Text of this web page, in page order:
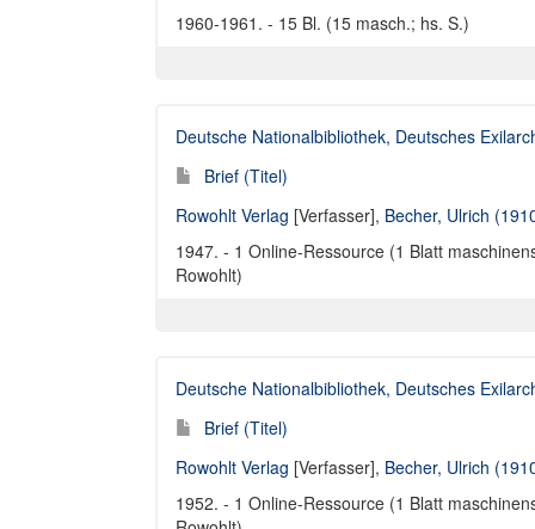
1960-1961. - 15 Bl. (15 masch.; hs. S.)
Deutsche Nationalbibliothek, Deutsches
Brief (Titel)
Rowohlt Verlag [Verfasser], Becher, Ulrich
1947. - 1 Online-Ressource (1 Blatt
Rowohlt)
Deutsche Nationalbibliothek, Deutsches
Brief (Titel)
Rowohlt Verlag [Verfasser], Becher, Ulrich
1952. - 1 Online-Ressource (1 Blatt